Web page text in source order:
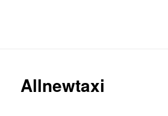
Allnewtaxi